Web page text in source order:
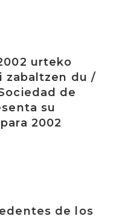
urteko
zabaltzen du /
de
su
2002
de los